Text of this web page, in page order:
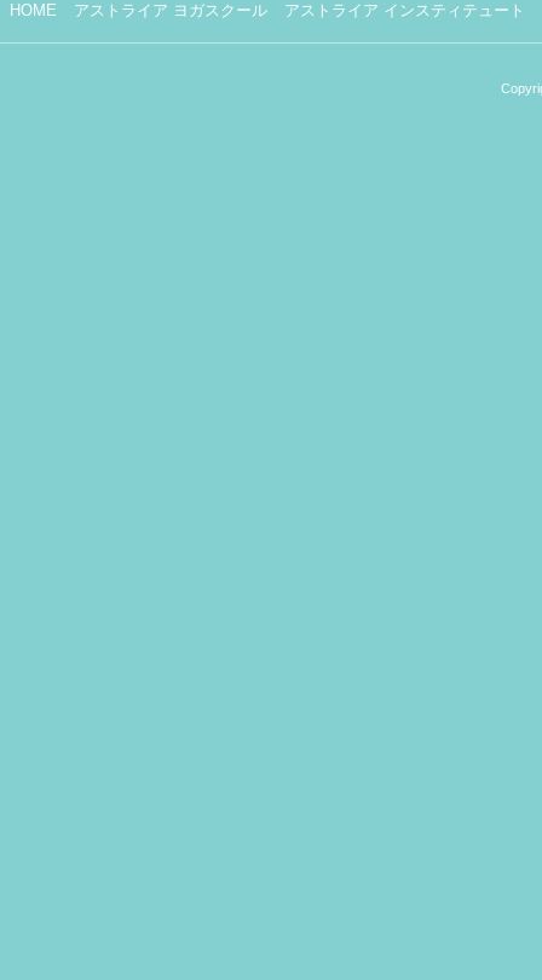
HOME アストライア ヨガスクール アストライア インスティテュート